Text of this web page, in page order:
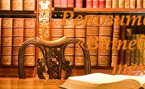
Трение на